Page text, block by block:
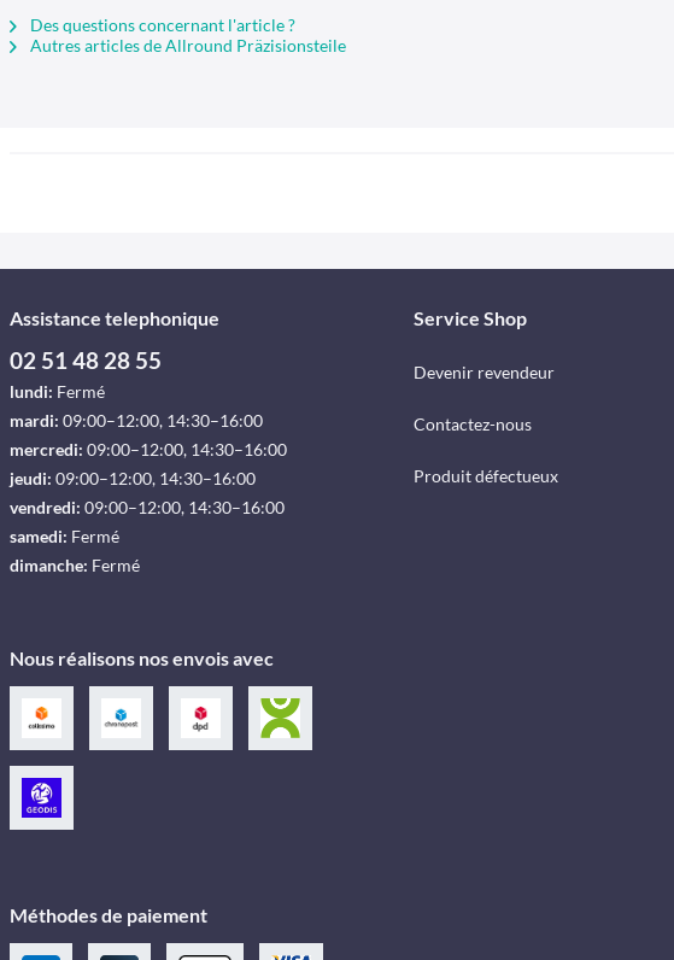
Des questions concernant l'article ?
Autres articles de Allround Präzisionsteile
Assistance telephonique
02 51 48 28 55
lundi: Fermé
mardi: 09:00–12:00, 14:30–16:00
mercredi: 09:00–12:00, 14:30–16:00
jeudi: 09:00–12:00, 14:30–16:00
vendredi: 09:00–12:00, 14:30–16:00
samedi: Fermé
dimanche: Fermé
Nous réalisons nos envois avec
Méthodes de paiement
Service Shop
Devenir revendeur
Contactez-nous
Produit défectueux